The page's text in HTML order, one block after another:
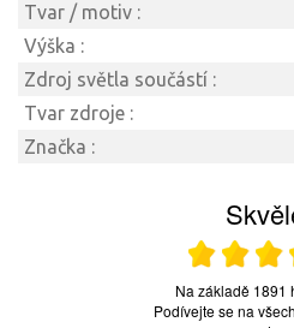
Tvar / motiv :
Výška :
Zdroj světla součástí :
Tvar zdroje :
Značka :